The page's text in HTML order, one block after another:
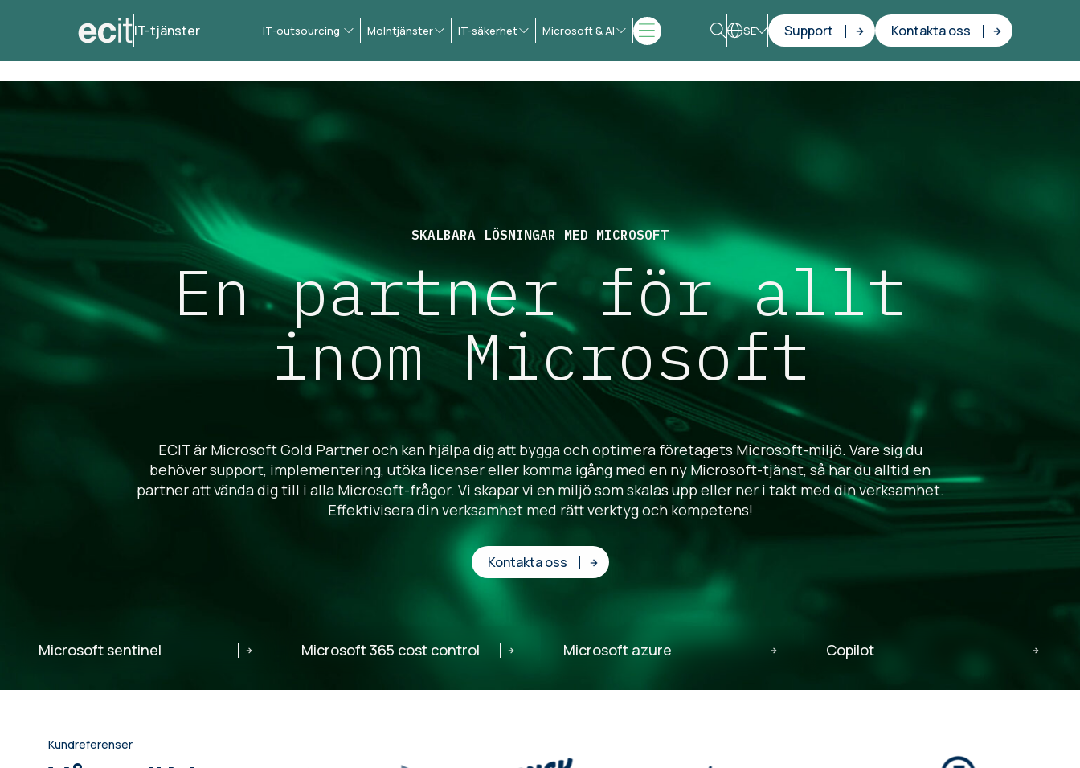
IT-tjänster IT-outsourcing Molntjänster IT-säkerhet Microsoft & AI SE Support Kontakta oss
SKALBARA LÖSNINGAR MED MICROSOFT
En partner för allt
inom Microsoft
ECIT är Microsoft Gold Partner och kan hjälpa dig att bygga och optimera företagets Microsoft-miljö. Vare sig du
behöver support, implementering, utöka licenser eller komma igång med en ny Microsoft-tjänst, så har du alltid en
partner att vända dig till i alla Microsoft-frågor. Vi skapar vi en miljö som skalas upp eller ner i takt med din verksamhet.
Effektivisera din verksamhet med rätt verktyg och kompetens!
Kontakta oss
Microsoft sentinel Microsoft 365 cost control Microsoft azure Copilot
Kundreferenser